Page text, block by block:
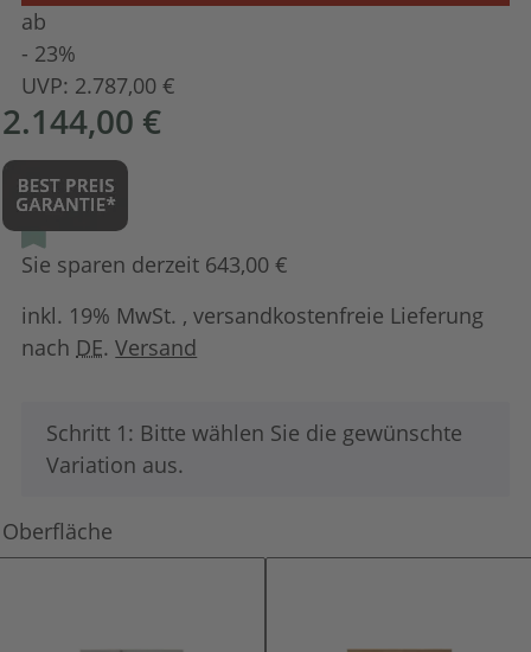
ab
- 23%
UVP: 2.787,00 €
2.144,00 €
Sie sparen derzeit 643,00 €
inkl. 19% MwSt. , versandkostenfreie Lieferung
nach DE.Versand
x
Schritt 1: Bitte wählen Sie die gewünschte
Variation aus.
Oberfläche